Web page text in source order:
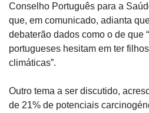
Conselho Português para a
que, em comunicado, adianta
debaterão dados como o de que
portugueses hesitam em ter
climáticas”.
Outro tema a ser discutido,
de 21% de potenciais